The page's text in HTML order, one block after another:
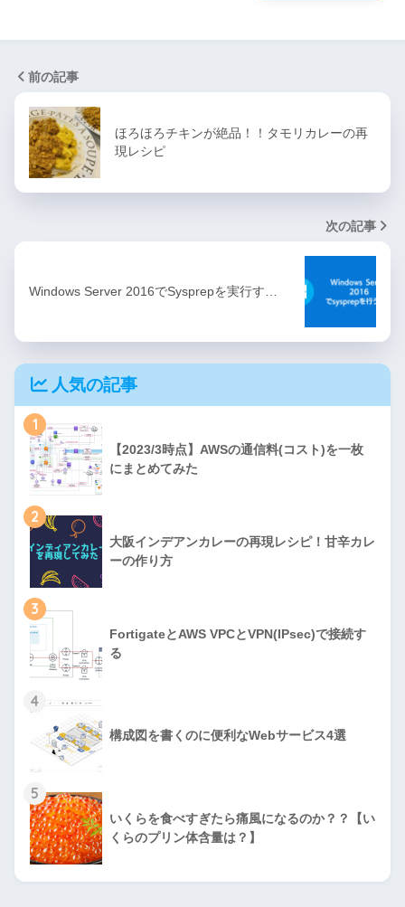
前の記事
ほろほろチキンが絶品！！タモリカレーの再
現レシピ
次の記事
Windows Server 2016でSysprepを実行す…
人気の記事
1
【2023/3時点】AWSの通信料(コスト)を一枚
にまとめてみた
2
大阪インデアンカレーの再現レシピ！甘辛カレ
ーの作り方
3
FortigateとAWS VPCとVPN(IPsec)で接続す
る
4
構成図を書くのに便利なWebサービス4選
5
いくらを食べすぎたら痛風になるのか？？【い
くらのプリン体含量は？】